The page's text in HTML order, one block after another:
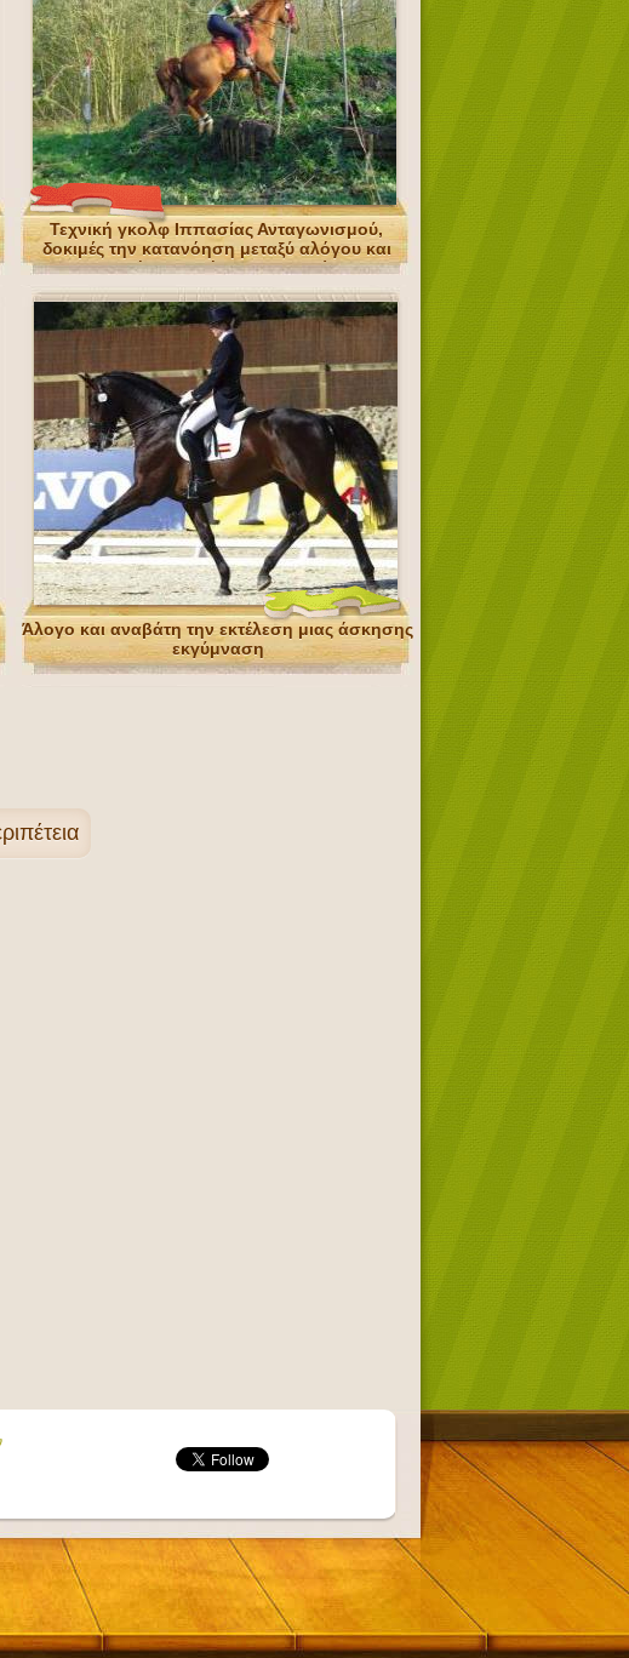
Τεχνική γκολφ Ιππασίας Ανταγωνισμού,
δοκιμές την κατανόηση μεταξύ αλόγου και
αναβάτη με διάφορες δοκιμές.
Άλογο και αναβάτη την εκτέλεση μιας άσκησης
εκγύμναση